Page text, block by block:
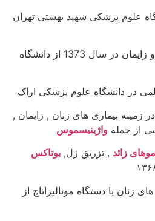
دانشگاه علوم پزشکی شهید بهشتی تهران
دریافت برد تخصصی زنان و زایمان در سال 1373 از دانشگاه
تجربه موفق از سال۱۳۷۴ در زمینه بیماری های زنان , زایمان ,
از جمله واژینیسموس
زائد , تزریق ژل, بوتاکس
زنان با دستگاه مونالیزاتاچ از